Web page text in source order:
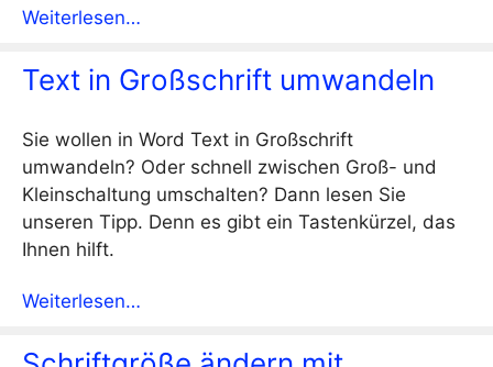
Weiterlesen…
Text in Großschrift umwandeln
Sie wollen in Word Text in Großschrift
umwandeln? Oder schnell zwischen Groß- und
Kleinschaltung umschalten? Dann lesen Sie
unseren Tipp. Denn es gibt ein Tastenkürzel, das
Ihnen hilft.
Weiterlesen…